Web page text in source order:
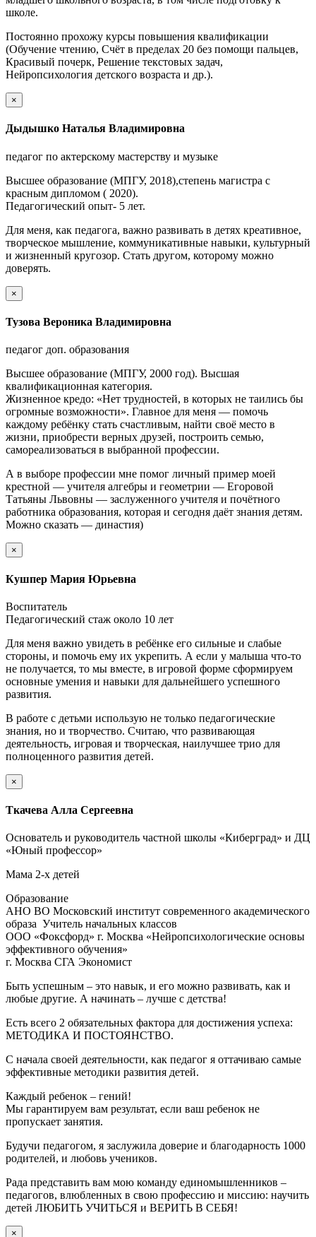
школе.
Постоянно прохожу курсы повышения квалификации
(Обучение чтению, Счёт в пределах 20 без помощи пальцев,
Красивый почерк, Решение текстовых задач,
Нейропсихология детского возраста и др.).
×
Дыдышко Наталья Владимировна
педагог по актерскому мастерству и музыке
Высшее образование (МПГУ, 2018),степень магистра с
красным дипломом ( 2020).
Педагогический опыт- 5 лет.
Для меня, как педагога, важно развивать в детях креативное,
творческое мышление, коммуникативные навыки, культурный
и жизненный кругозор. Стать другом, которому можно
доверять.
×
Тузова Вероника Владимировна
педагог доп. образования
Высшее образование (МПГУ, 2000 год). Высшая
квалификационная категория.
Жизненное кредо: «Нет трудностей, в которых не таились бы
огромные возможности». Главное для меня — помочь
каждому ребёнку стать счастливым, найти своё место в
жизни, приобрести верных друзей, построить семью,
самореализоваться в выбранной профессии.
А в выборе профессии мне помог личный пример моей
крестной — учителя алгебры и геометрии — Егоровой
Татьяны Львовны — заслуженного учителя и почётного
работника образования, которая и сегодня даёт знания детям.
Можно сказать — династия)
×
Кушпер Мария Юрьевна
Воспитатель
Педагогический стаж около 10 лет
Для меня важно увидеть в ребёнке его сильные и слабые
стороны, и помочь ему их укрепить. А если у малыша что-то
не получается, то мы вместе, в игровой форме сформируем
основные умения и навыки для дальнейшего успешного
развития.
В работе с детьми использую не только педагогические
знания, но и творчество. Считаю, что развивающая
деятельность, игровая и творческая, наилучшее трио для
полноценного развития детей.
×
Ткачева Алла Сергеевна
Основатель и руководитель частной школы «Киберград» и ДЦ
«Юный профессор»
Мама 2-х детей
Образование
АНО ВО Московский институт современного академического
образа Учитель начальных классов
ООО «Фоксфорд» г. Москва «Нейропсихологические основы
эффективного обучения»
г. Москва СГА Экономист
Быть успешным – это навык, и его можно развивать, как и
любые другие. А начинать – лучше с детства!
Есть всего 2 обязательных фактора для достижения успеха:
МЕТОДИКА И ПОСТОЯНСТВО.
С начала своей деятельности, как педагог я оттачиваю самые
эффективные методики развития детей.
Каждый ребенок – гений!
Мы гарантируем вам результат, если ваш ребенок не
пропускает занятия.
Будучи педагогом, я заслужила доверие и благодарность 1000
родителей, и любовь учеников.
Рада представить вам мою команду единомышленников –
педагогов, влюбленных в свою профессию и миссию: научить
детей ЛЮБИТЬ УЧИТЬСЯ и ВЕРИТЬ В СЕБЯ!
×